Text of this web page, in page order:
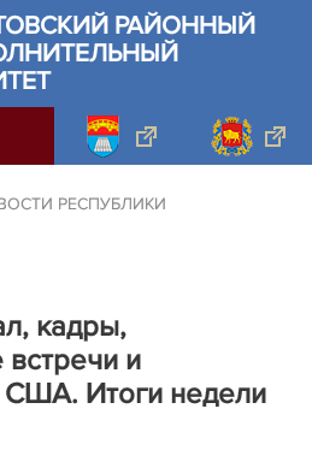
РАЙОННЫЙ
РЕСПУБЛИКИ
кадры,
и
США. Итоги недели